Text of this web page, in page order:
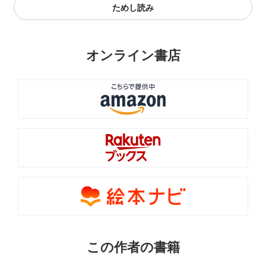
ためし読み
オンライン書店
この作者の書籍